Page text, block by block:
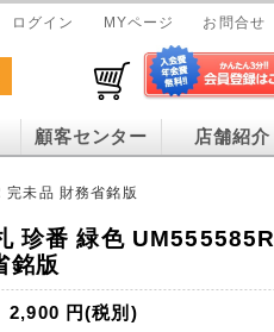
ログイン MYページ お問合せ
顧客センター 店舗紹介
未品 財務省銘版
珍番 緑色 UM555585R
銘版
2,900 円(税別)